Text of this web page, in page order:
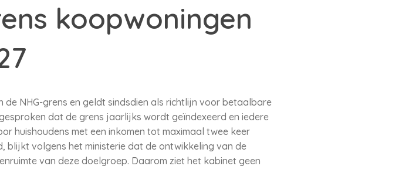
koopwoningen
NHG-grens en geldt sindsdien als richtlijn voor betaalbare
dat de grens jaarlijks wordt geïndexeerd en iedere
huishoudens met een inkomen tot maximaal twee keer
blijkt volgens het ministerie dat de ontwikkeling van de
van deze doelgroep. Daarom ziet het kabinet geen